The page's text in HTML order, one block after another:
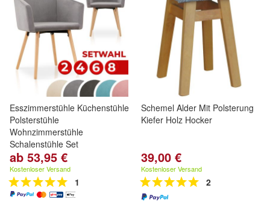
Esszimmerstühle Küchenstühle
Polsterstühle
Wohnzimmerstühle
Schalenstühle Set
ab 53,95 €
Kostenloser Versand
1
Schemel Alder Mit Polsterung
Kiefer Holz Hocker
39,00 €
Kostenloser Versand
2